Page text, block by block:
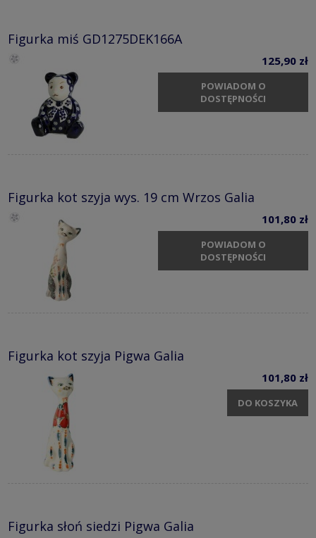
Figurka miś GD1275DEK166A
125,90 zł
POWIADOM O
DOSTĘPNOŚCI
Figurka kot szyja wys. 19 cm Wrzos Galia
101,80 zł
POWIADOM O
DOSTĘPNOŚCI
Figurka kot szyja Pigwa Galia
101,80 zł
DO KOSZYKA
Figurka słoń siedzi Pigwa Galia